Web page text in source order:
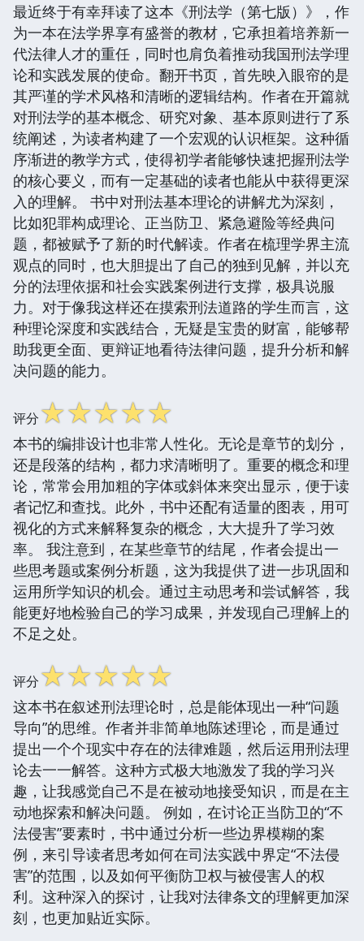
最近终于有幸拜读了这本《刑法学（第七版）》，作
为一本在法学界享有盛誉的教材，它承担着培养新一
代法律人才的重任，同时也肩负着推动我国刑法学理
论和实践发展的使命。翻开书页，首先映入眼帘的是
其严谨的学术风格和清晰的逻辑结构。作者在开篇就
对刑法学的基本概念、研究对象、基本原则进行了系
统阐述，为读者构建了一个宏观的认识框架。这种循
序渐进的教学方式，使得初学者能够快速把握刑法学
的核心要义，而有一定基础的读者也能从中获得更深
入的理解。 书中对刑法基本理论的讲解尤为深刻，
比如犯罪构成理论、正当防卫、紧急避险等经典问
题，都被赋予了新的时代解读。作者在梳理学界主流
观点的同时，也大胆提出了自己的独到见解，并以充
分的法理依据和社会实践案例进行支撑，极具说服
力。对于像我这样还在摸索刑法道路的学生而言，这
种理论深度和实践结合，无疑是宝贵的财富，能够帮
助我更全面、更辩证地看待法律问题，提升分析和解
决问题的能力。
评分☆☆☆☆☆
本书的编排设计也非常人性化。无论是章节的划分，
还是段落的结构，都力求清晰明了。重要的概念和理
论，常常会用加粗的字体或斜体来突出显示，便于读
者记忆和查找。此外，书中还配有适量的图表，用可
视化的方式来解释复杂的概念，大大提升了学习效
率。 我注意到，在某些章节的结尾，作者会提出一
些思考题或案例分析题，这为我提供了进一步巩固和
运用所学知识的机会。通过主动思考和尝试解答，我
能更好地检验自己的学习成果，并发现自己理解上的
不足之处。
评分☆☆☆☆☆
这本书在叙述刑法理论时，总是能体现出一种“问题
导向”的思维。作者并非简单地陈述理论，而是通过
提出一个个现实中存在的法律难题，然后运用刑法理
论去一一解答。这种方式极大地激发了我的学习兴
趣，让我感觉自己不是在被动地接受知识，而是在主
动地探索和解决问题。 例如，在讨论正当防卫的“不
法侵害”要素时，书中通过分析一些边界模糊的案
例，来引导读者思考如何在司法实践中界定“不法侵
害”的范围，以及如何平衡防卫权与被侵害人的权
利。这种深入的探讨，让我对法律条文的理解更加深
刻，也更加贴近实际。